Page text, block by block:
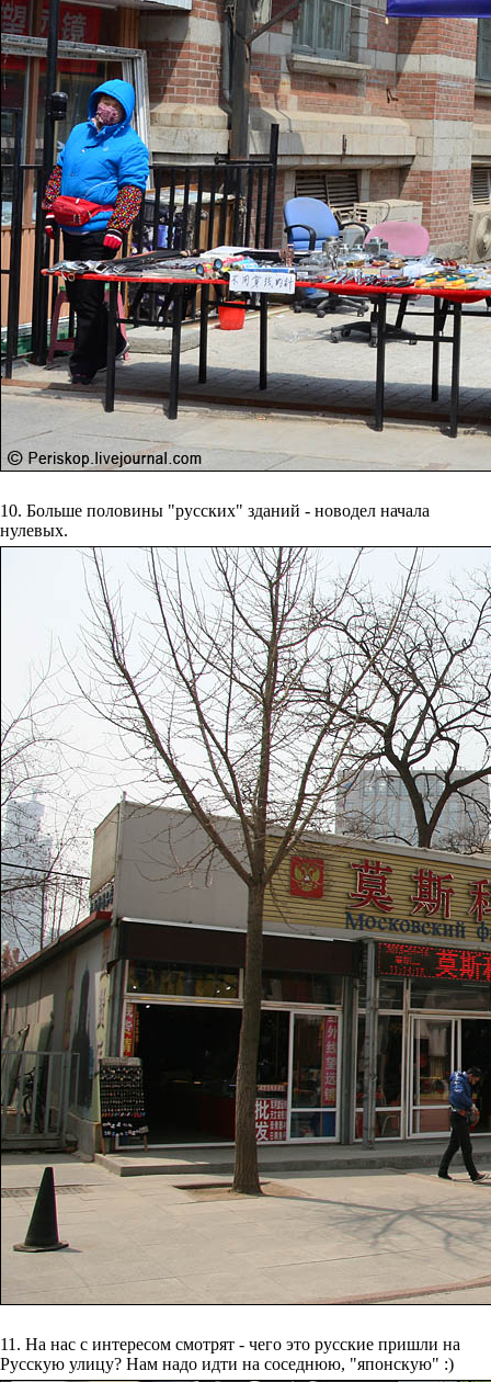
10. Больше половины "русских" зданий - новодел начала
нулевых.
11. На нас с интересом смотрят - чего это русские пришли на
Русскую улицу? Нам надо идти на соседнюю, "японскую" :)